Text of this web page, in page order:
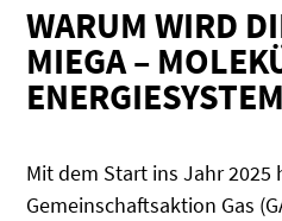
WARUM WIRD
MIEGA –
Mit dem Start ins Jahr 2025
Gemeinschaftsaktion Gas